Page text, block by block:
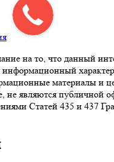
на то, что данный
информационный
материалы и
не являются публичной
Статей 435 и 437